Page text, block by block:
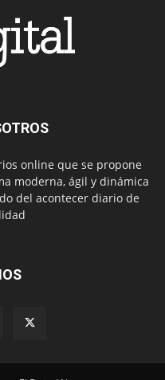
online que se propone
moderna, ágil y dinámica
del acontecer diario de